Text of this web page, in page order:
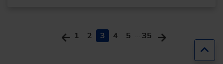
1 2 3 4 5 … 35